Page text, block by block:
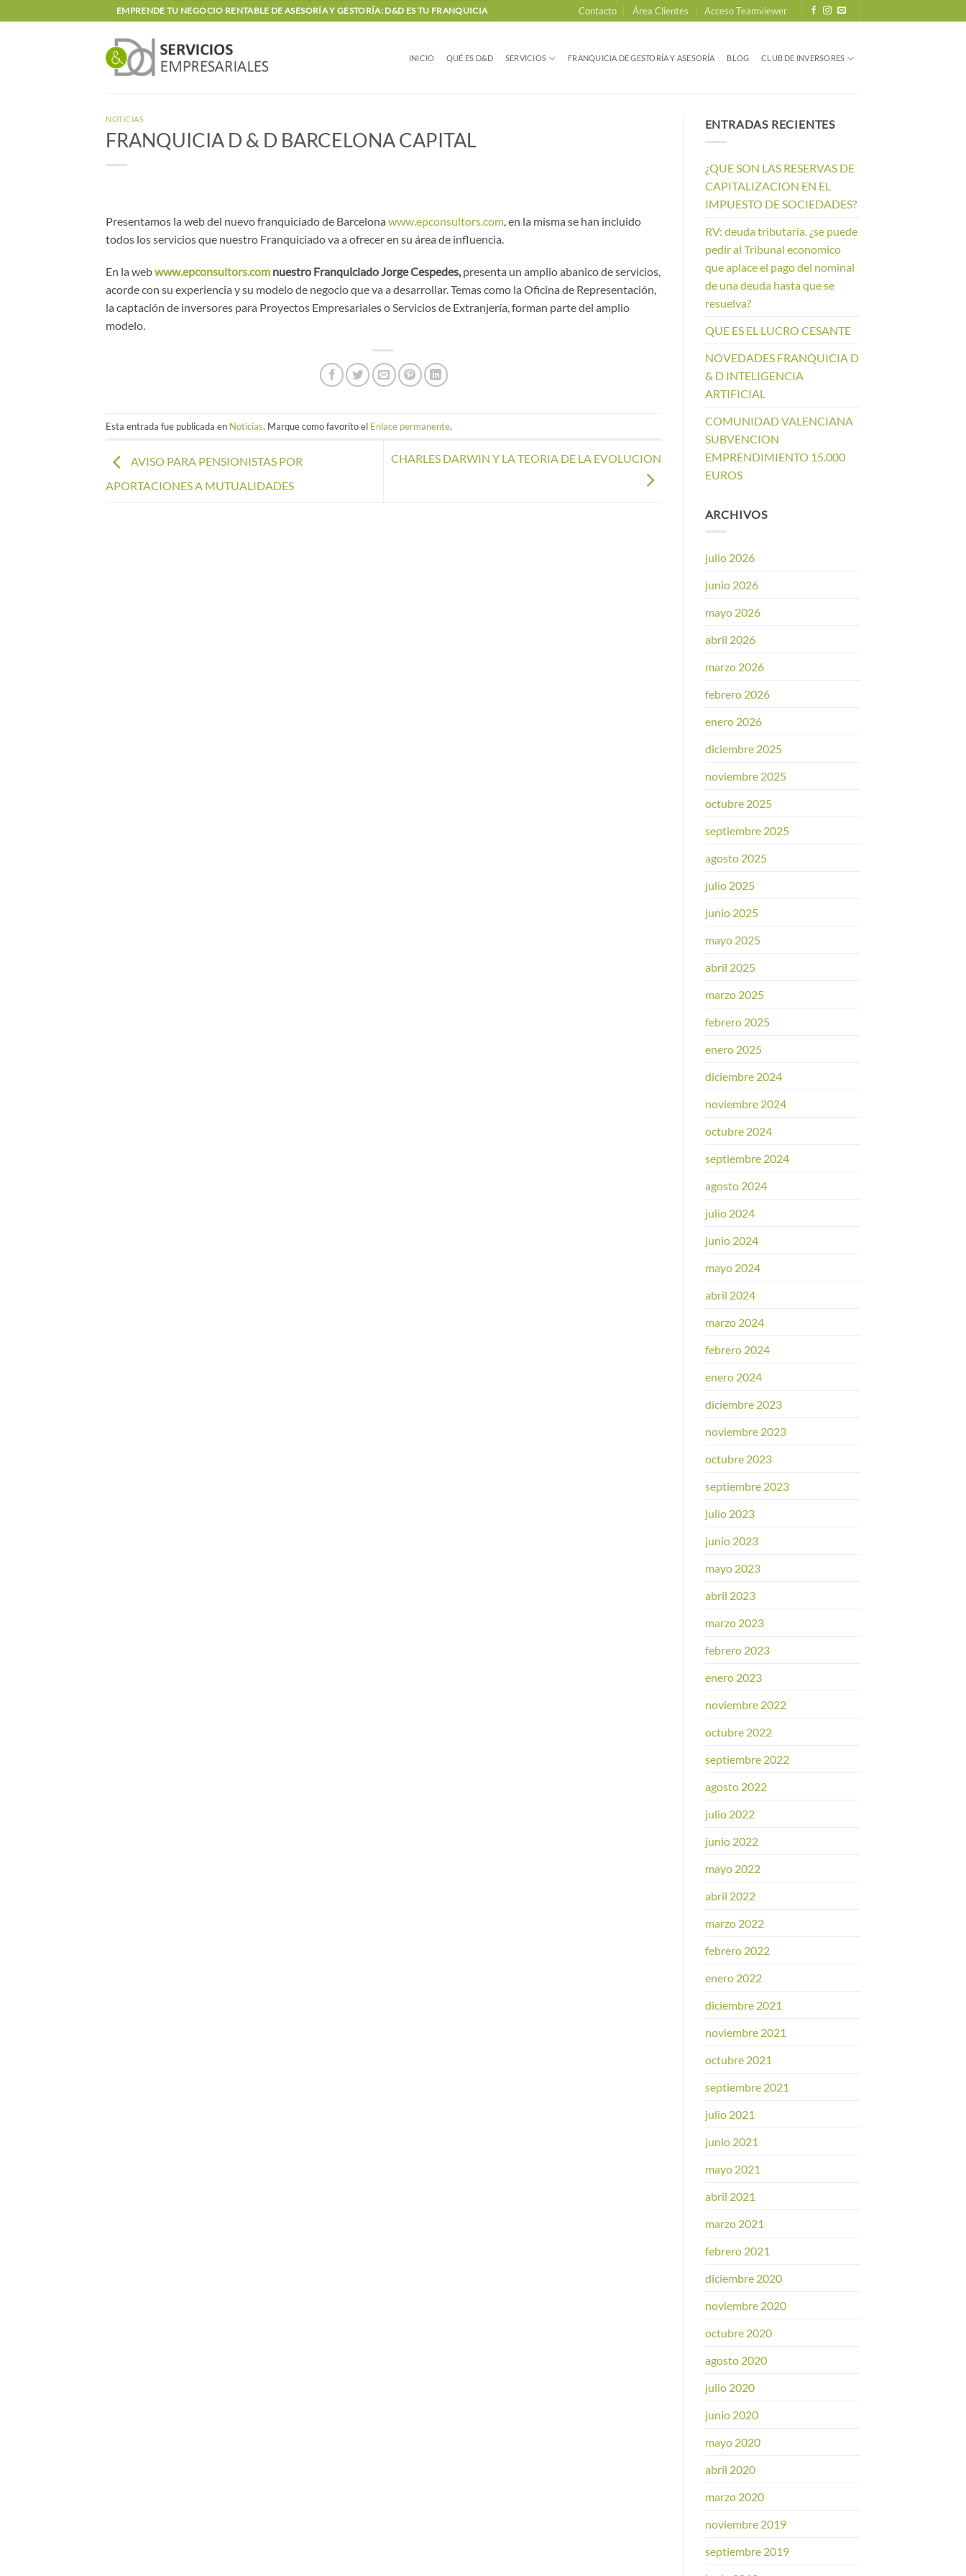
al
EMPRENDE TU NEGOCIO RENTABLE DE ASESORÍA Y GESTORÍA: D&D ES TU FRANQUICIA Contacto Área Clientes Acceso Teamviewer
INICIO QUÉ ES D&D SERVICIOS FRANQUICIA DE GESTORÍA Y ASESORÍA BLOG CLUB DE INVERSORES
NOTICIAS
FRANQUICIA D & D BARCELONA CAPITAL
Presentamos la web del nuevo franquiciado de Barcelona www.epconsultors.com , en la misma se han incluido
todos los servicios que nuestro Franquiciado va a ofrecer en su área de influencia.
En la webwww.epconsultors.com nuestro FranquiciadoJorge Cespedes,presenta un amplio abanico de servicios,
acorde con su experiencia y su modelo de negocio que va a desarrollar. Temas como la Oficina de Representación,
la captación de inversores para Proyectos Empresariales o Servicios de Extranjería, forman parte del amplio
modelo.
Esta entrada fue publicada en Noticias. Marque como favorito el Enlace permanente.
AVISO PARA PENSIONISTAS POR
APORTACIONES A MUTUALIDADES
CHARLES DARWIN Y LA TEORIA DE LA EVOLUCION
ENTRADAS RECIENTES
¿QUE SON LAS RESERVAS DE
CAPITALIZACION EN EL
IMPUESTO DE SOCIEDADES?
RV: deuda tributaria. ¿se puede
pedir al Tribunal economico
que aplace el pago del nominal
de una deuda hasta que se
resuelva?
QUE ES EL LUCRO CESANTE
NOVEDADES FRANQUICIA D
& D INTELIGENCIA
ARTIFICIAL
COMUNIDAD VALENCIANA
SUBVENCION
EMPRENDIMIENTO 15.000
EUROS
ARCHIVOS
julio 2026
junio 2026
mayo 2026
abril 2026
marzo 2026
febrero 2026
enero 2026
diciembre 2025
noviembre 2025
octubre 2025
septiembre 2025
agosto 2025
julio 2025
junio 2025
mayo 2025
abril 2025
marzo 2025
febrero 2025
enero 2025
diciembre 2024
noviembre 2024
octubre 2024
septiembre 2024
agosto 2024
julio 2024
junio 2024
mayo 2024
abril 2024
marzo 2024
febrero 2024
enero 2024
diciembre 2023
noviembre 2023
octubre 2023
septiembre 2023
julio 2023
junio 2023
mayo 2023
abril 2023
marzo 2023
febrero 2023
enero 2023
noviembre 2022
octubre 2022
septiembre 2022
agosto 2022
julio 2022
junio 2022
mayo 2022
abril 2022
marzo 2022
febrero 2022
enero 2022
diciembre 2021
noviembre 2021
octubre 2021
septiembre 2021
julio 2021
junio 2021
mayo 2021
abril 2021
marzo 2021
febrero 2021
diciembre 2020
noviembre 2020
octubre 2020
agosto 2020
julio 2020
junio 2020
mayo 2020
abril 2020
marzo 2020
noviembre 2019
septiembre 2019